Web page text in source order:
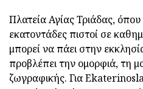
Πλατεία Αγίας Τριάδας,
εκατοντάδες πιστοί σε
μπορεί να πάει στην
προβλέπει την ομορφιά, τη
ζωγραφικής. Για